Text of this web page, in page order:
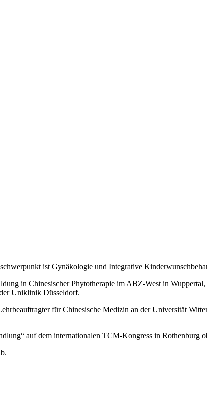
ist Gynäkologie und Integrative
in Chinesischer Phytotherapie im ABZ-West in Wuppertal,
Uniklinik Düsseldorf.
für Chinesische Medizin an der Universität
auf dem internationalen TCM-Kongress in Rothenburg